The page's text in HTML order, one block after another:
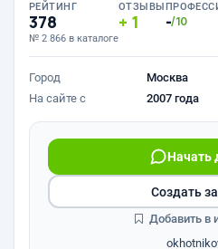
РЕЙТИНГ
378
№ 2 866 в каталоге
ОТЗЫВЫ
1 -/10
Город
Москва
На сайте с
2007 года
Начать
Создать
Добавить в